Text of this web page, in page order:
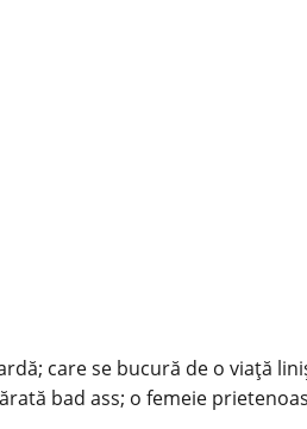
care se bucură de o viaţă
bad ass; o femeie